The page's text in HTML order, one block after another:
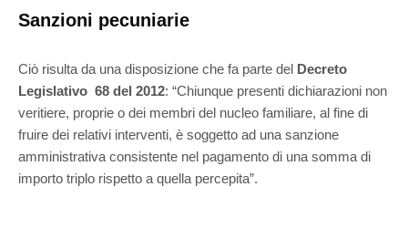
Sanzioni pecuniarie
Ciò risulta da una disposizione che fa parte del Decreto
Legislativo 68 del 2012: “Chiunque presenti dichiarazioni non
veritiere, proprie o dei membri del nucleo familiare, al fine di
fruire dei relativi interventi, è soggetto ad una sanzione
amministrativa consistente nel pagamento di una somma di
importo triplo rispetto a quella percepita”.